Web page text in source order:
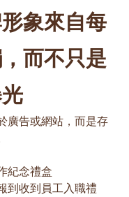
象來自每
而不只是
廣告或網站，而是存
紀念禮盒
到收到員工入職禮